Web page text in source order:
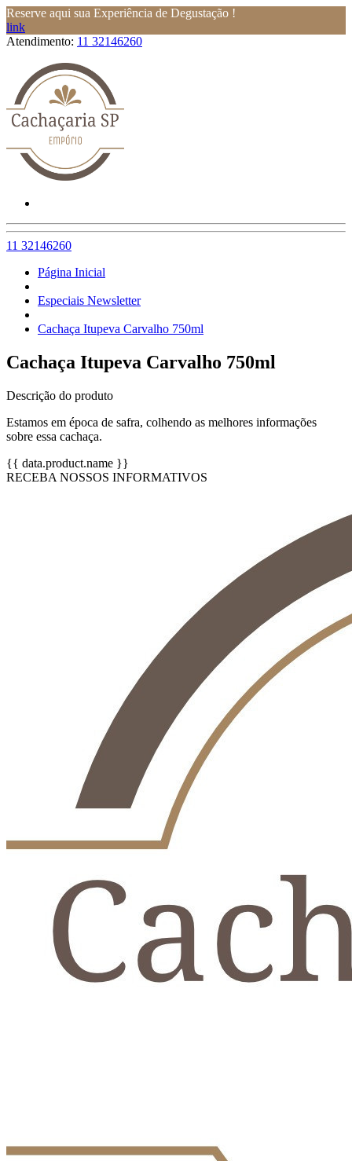
Reserve aqui sua Experiência de Degustação !
link
Atendimento: 11 32146260
11 32146260
Página Inicial
Especiais Newsletter
Cachaça Itupeva Carvalho 750ml
Cachaça Itupeva Carvalho 750ml
Descrição do produto
Estamos em época de safra, colhendo as melhores informações
sobre essa cachaça.
{{ data.product.name }}
RECEBA NOSSOS INFORMATIVOS